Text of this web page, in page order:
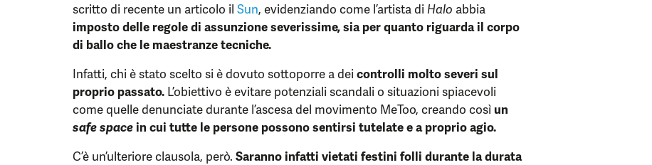
scritto di recente un articolo il Sun, evidenziando come l’artista di Halo abbia
imposto delle regole di assunzione severissime, sia per quanto riguarda il corpo
di ballo che le maestranze tecniche.
Infatti, chi è stato scelto si è dovuto sottoporre a deicontrolli molto severi sul
proprio passato. L’obiettivo è evitare potenziali scandali o situazioni spiacevoli
come quelle denunciate durante l’ascesa del movimento MeToo, creando così un
safe spacein cui tutte le persone possono sentirsi tutelate e a proprio agio.
C’è un’ulteriore clausola, però. Saranno infatti vietati festini folli durante la durata